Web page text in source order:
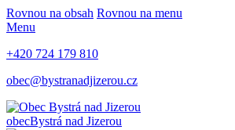
Rovnou na obsah Rovnou na menu
Menu
+420 724 179 810
obec@bystranadjizerou.cz
obecBystrá nad Jizerou